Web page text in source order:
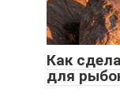
Как
для